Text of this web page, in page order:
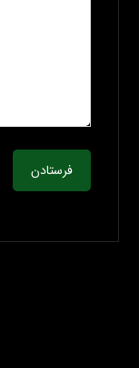
فرستادن